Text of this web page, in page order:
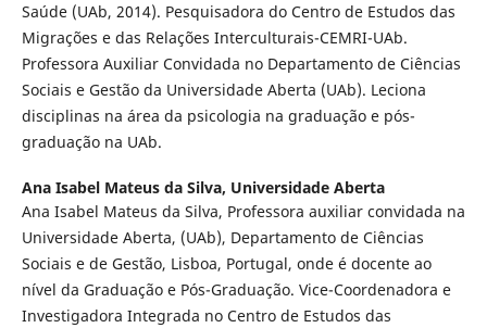
Saúde (UAb, 2014). Pesquisadora do Centro de Estudos das
Migrações e das Relações Interculturais-CEMRI-UAb.
Professora Auxiliar Convidada no Departamento de Ciências
Sociais e Gestão da Universidade Aberta (UAb). Leciona
disciplinas na área da psicologia na graduação e pós-
graduação na UAb.
Ana Isabel Mateus da Silva, Universidade Aberta
Ana Isabel Mateus da Silva, Professora auxiliar convidada na
Universidade Aberta, (UAb), Departamento de Ciências
Sociais e de Gestão, Lisboa, Portugal, onde é docente ao
nível da Graduação e Pós-Graduação. Vice-Coordenadora e
Investigadora Integrada no Centro de Estudos das